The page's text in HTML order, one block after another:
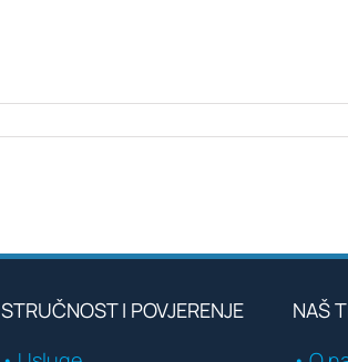
STRUČNOST I POVJERENJE
NAŠ